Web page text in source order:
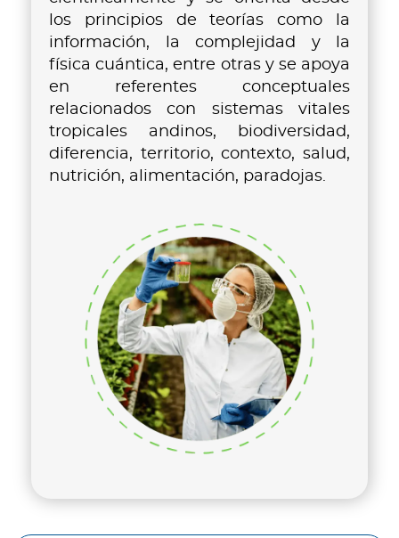
los principios de teorías como la
información, la complejidad y la
física cuántica, entre otras y se apoya
en referentes conceptuales
relacionados con sistemas vitales
tropicales andinos, biodiversidad,
diferencia, territorio, contexto, salud,
nutrición, alimentación, paradojas.